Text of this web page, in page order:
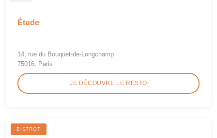
Étude
14, rue du Bouquet-de-Longchamp
75016, Paris
JE DÉCOUVRE LE RESTO
BISTROT